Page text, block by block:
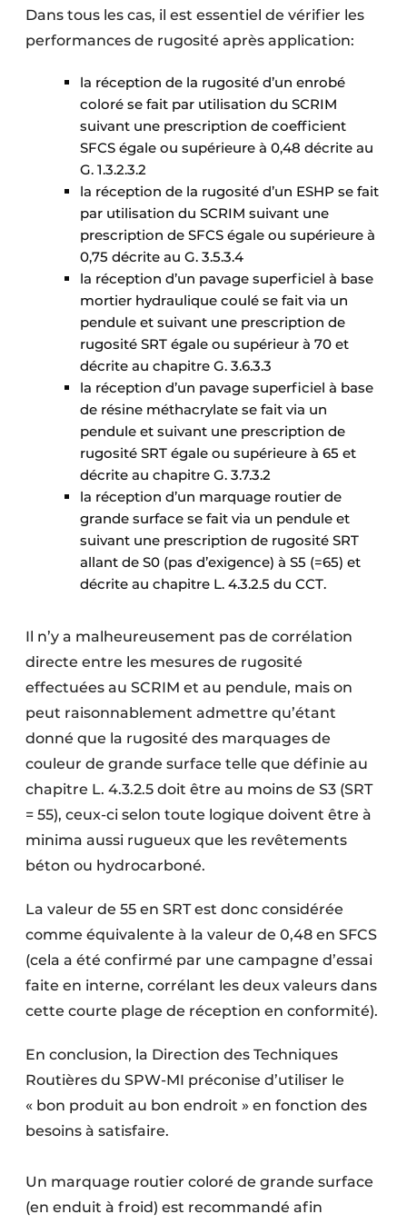
Dans tous les cas, il est essentiel de vérifier les
performances de rugosité après application:
la réception de la rugosité d’un enrobé
coloré se fait par utilisation du SCRIM
suivant une prescription de coefficient
SFCS égale ou supérieure à 0,48 décrite au
G. 1.3.2.3.2
la réception de la rugosité d’un ESHP se fait
par utilisation du SCRIM suivant une
prescription de SFCS égale ou supérieure à
0,75 décrite au G. 3.5.3.4
la réception d’un pavage superficiel à base
mortier hydraulique coulé se fait via un
pendule et suivant une prescription de
rugosité SRT égale ou supérieur à 70 et
décrite au chapitre G. 3.6.3.3
la réception d’un pavage superficiel à base
de résine méthacrylate se fait via un
pendule et suivant une prescription de
rugosité SRT égale ou supérieure à 65 et
décrite au chapitre G. 3.7.3.2
la réception d’un marquage routier de
grande surface se fait via un pendule et
suivant une prescription de rugosité SRT
allant de S0 (pas d’exigence) à S5 (=65) et
décrite au chapitre L. 4.3.2.5 du CCT.
Il n’y a malheureusement pas de corrélation
directe entre les mesures de rugosité
effectuées au SCRIM et au pendule, mais on
peut raisonnablement admettre qu’étant
donné que la rugosité des marquages de
couleur de grande surface telle que définie au
chapitre L. 4.3.2.5 doit être au moins de S3 (SRT
= 55), ceux-ci selon toute logique doivent être à
minima aussi rugueux que les revêtements
béton ou hydrocarboné.
La valeur de 55 en SRT est donc considérée
comme équivalente à la valeur de 0,48 en SFCS
(cela a été confirmé par une campagne d’essai
faite en interne, corrélant les deux valeurs dans
cette courte plage de réception en conformité).
En conclusion, la Direction des Techniques
Routières du SPW-MI préconise d’utiliser le
« bon produit au bon endroit » en fonction des
besoins à satisfaire.
Un marquage routier coloré de grande surface
(en enduit à froid) est recommandé afin